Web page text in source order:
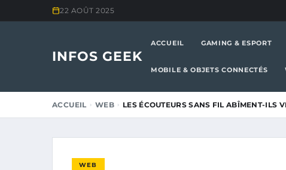
22 AOÛT 2025
INFOS GEEK
ACCUEIL GAMING & ESPORT
MOBILE & OBJETS CONNECTÉS
ACCUEIL WEB LES ÉCOUTEURS SANS FIL ABÎMENT-ILS
WEB